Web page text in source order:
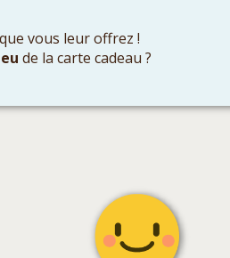
vous leur offrez !
de la carte cadeau ?